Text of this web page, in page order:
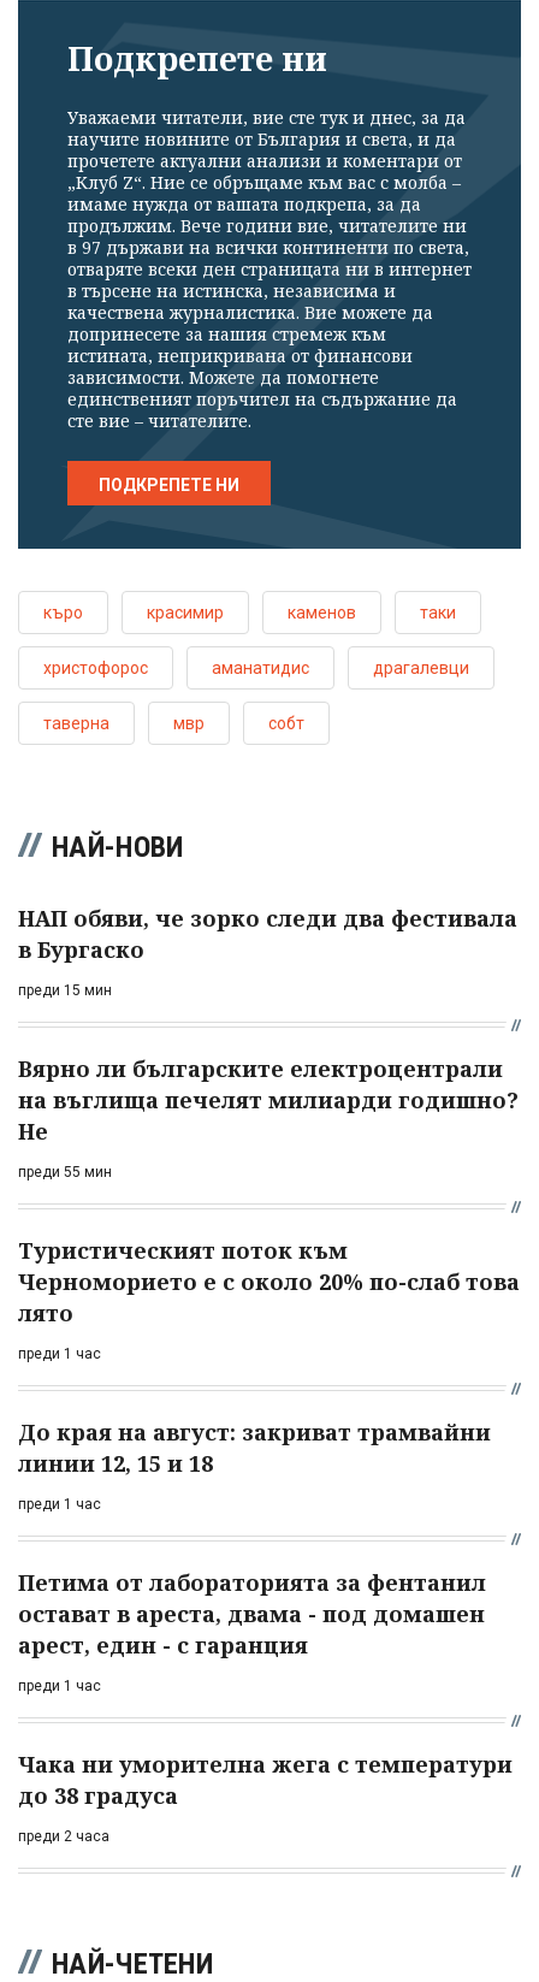
Подкрепете ни
Уважаеми читатели, вие сте тук и днес, за да
научите новините от България и света, и да
прочетете актуални анализи и коментари от
„Клуб Z“. Ние се обръщаме към вас с молба –
имаме нужда от вашата подкрепа, за да
продължим. Вече години вие, читателите ни
в 97 държави на всички континенти по света,
отваряте всеки ден страницата ни в интернет
в търсене на истинска, независима и
качествена журналистика. Вие можете да
допринесете за нашия стремеж към
истината, неприкривана от финансови
зависимости. Можете да помогнете
единственият поръчител на съдържание да
сте вие – читателите.
ПОДКРЕПЕТЕ НИ
къро красимир каменов таки
христофорос аманатидис драгалевци
таверна мвр собт
НАЙ-НОВИ
НАП обяви, че зорко следи два фестивала
в Бургаско
преди 15 мин
Вярно ли българските електроцентрали
на въглища печелят милиарди годишно?
Не
преди 55 мин
Туристическият поток към
Черноморието е с около 20% по-слаб това
лято
преди 1 час
До края на август: закриват трамвайни
линии 12, 15 и 18
преди 1 час
Петима от лабораторията за фентанил
остават в ареста, двама - под домашен
арест, един - с гаранция
преди 1 час
Чака ни уморителна жега с температури
до 38 градуса
преди 2 часа
НАЙ-ЧЕТЕНИ